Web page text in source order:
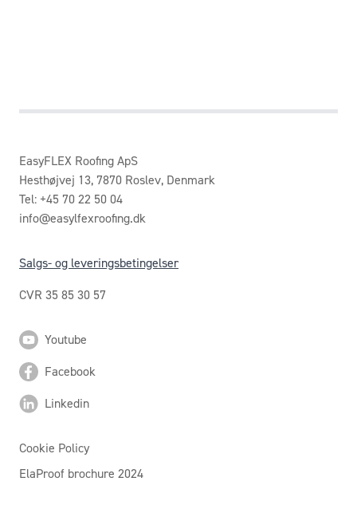
EasyFLEX Roofing ApS
Hesthøjvej 13, 7870 Roslev, Denmark
Tel: +45 70 22 50 04
info@easylfexroofing.dk
Salgs- og leveringsbetingelser
CVR 35 85 30 57
Youtube
Facebook
Linkedin
Cookie Policy
ElaProof brochure 2024